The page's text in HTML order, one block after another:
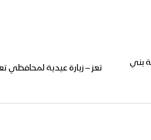
بني
تعز – زيارة عيدية لمحافظي